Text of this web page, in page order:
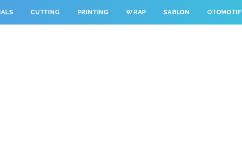
CUTTING PRINTING WRAP SABLON OTOMOTIF